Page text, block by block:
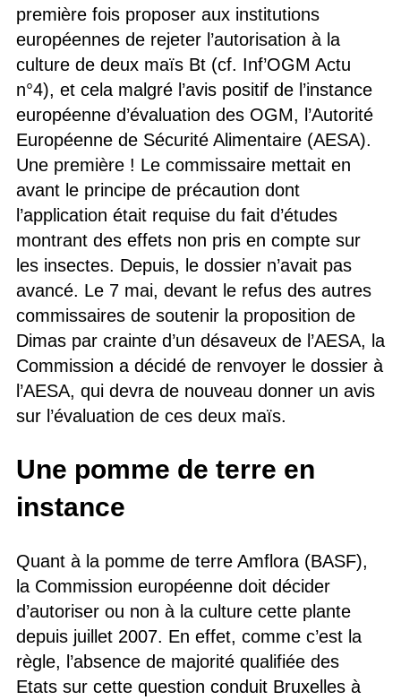
première fois proposer aux institutions
européennes de rejeter l’autorisation à la
culture de deux maïs Bt (cf. Inf’OGM Actu
n°4), et cela malgré l’avis positif de l’instance
européenne d’évaluation des OGM, l’Autorité
Européenne de Sécurité Alimentaire (AESA).
Une première ! Le commissaire mettait en
avant le principe de précaution dont
l’application était requise du fait d’études
montrant des effets non pris en compte sur
les insectes. Depuis, le dossier n’avait pas
avancé. Le 7 mai, devant le refus des autres
commissaires de soutenir la proposition de
Dimas par crainte d’un désaveux de l’AESA, la
Commission a décidé de renvoyer le dossier à
l’AESA, qui devra de nouveau donner un avis
sur l’évaluation de ces deux maïs.
Une pomme de terre en
instance
Quant à la pomme de terre Amflora (BASF),
la Commission européenne doit décider
d’autoriser ou non à la culture cette plante
depuis juillet 2007. En effet, comme c’est la
règle, l’absence de majorité qualifiée des
Etats sur cette question conduit Bruxelles à